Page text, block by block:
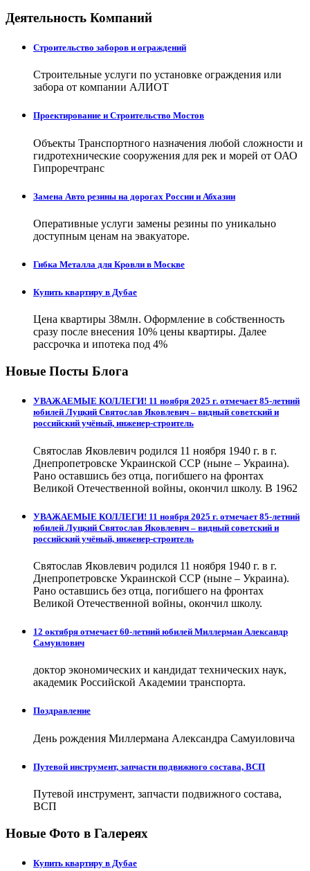
Деятельность Компаний
Строительство заборов и ограждений
Строительные услуги по установке ограждения или
забора от компании АЛИОТ
Проектирование и Строительство Мостов
Объекты Транспортного назначения любой сложности и
гидротехнические сооружения для рек и морей от ОАО
Гипроречтранс
Замена Авто резины на дорогах России и Абхазии
Оперативные услуги замены резины по уникально
доступным ценам на эвакуаторе.
Гибка Металла для Кровли в Москве
Купить квартиру в Дубае
Цена квартиры 38млн. Оформление в собственность
сразу после внесения 10% цены квартиры. Далее
рассрочка и ипотека под 4%
Новые Посты Блога
УВАЖАЕМЫЕ КОЛЛЕГИ! 11 ноября 2025 г. отмечает 85-летний
юбилей Луцкий Святослав Яковлевич – видный советский и
российский учёный, инженер-строитель
Святослав Яковлевич родился 11 ноября 1940 г. в г.
Днепропетровске Украинской ССР (ныне – Украина).
Рано оставшись без отца, погибшего на фронтах
Великой Отечественной войны, окончил школу. В 1962
УВАЖАЕМЫЕ КОЛЛЕГИ! 11 ноября 2025 г. отмечает 85-летний
юбилей Луцкий Святослав Яковлевич – видный советский и
российский учёный, инженер-строитель
Святослав Яковлевич родился 11 ноября 1940 г. в г.
Днепропетровске Украинской ССР (ныне – Украина).
Рано оставшись без отца, погибшего на фронтах
Великой Отечественной войны, окончил школу.
12 октября отмечает 60-летний юбилей Миллерман Александр
Самуилович
доктор экономических и кандидат технических наук,
академик Российской Академии транспорта.
Поздравление
День рождения Миллермана Александра Самуиловича
Путевой инструмент, запчасти подвижного состава, ВСП
Путевой инструмент, запчасти подвижного состава,
ВСП
Новые Фото в Галереях
Купить квартиру в Дубае